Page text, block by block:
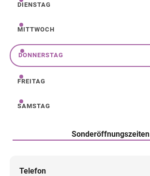
Dienstag
DIENSTAG
Mittwoch
MITTWOCH
Donnerstag
DONNERSTAG
Freitag
FREITAG
Samstag
SAMSTAG
Sonderöffnungszeiten
Telefon